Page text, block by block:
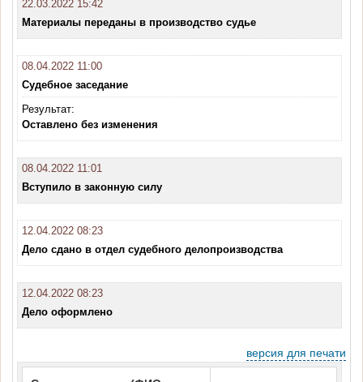
22.03.2022 15:42
Материалы переданы в производство судье
08.04.2022 11:00
Судебное заседание
Результат:
Оставлено без изменения
08.04.2022 11:01
Вступило в законную силу
12.04.2022 08:23
Дело сдано в отдел судебного делопроизводства
12.04.2022 08:23
Дело оформлено
версия для печати